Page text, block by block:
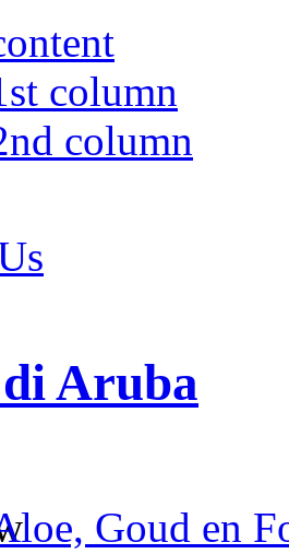
column
column
Aruba
Goud en